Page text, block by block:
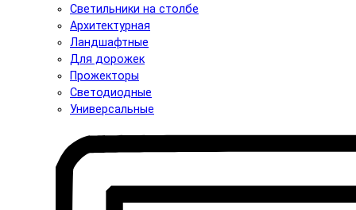
Светильники на столбе
Архитектурная
Ландшафтные
Для дорожек
Прожекторы
Светодиодные
Универсальные